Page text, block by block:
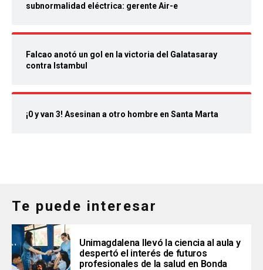
subnormalidad eléctrica: gerente Air-e
Falcao anotó un gol en la victoria del Galatasaray
contra Istambul
¡0 y van 3! Asesinan a otro hombre en Santa Marta
Te puede interesar
Unimagdalena llevó la ciencia al aula y
despertó el interés de futuros
profesionales de la salud en Bonda